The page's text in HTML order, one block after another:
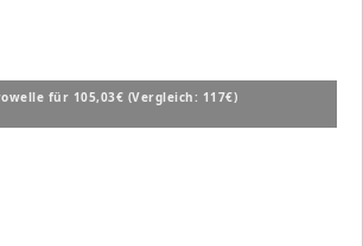
für 105,03€ (Vergleich: 117€)